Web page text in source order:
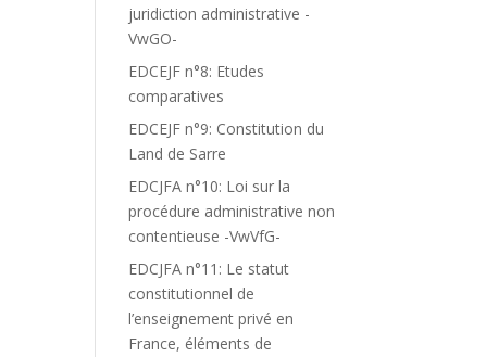
juridiction administrative -
VwGO-
EDCEJF n°8: Etudes
comparatives
EDCEJF n°9: Constitution du
Land de Sarre
EDCJFA n°10: Loi sur la
procédure administrative non
contentieuse -VwVfG-
EDCJFA n°11: Le statut
constitutionnel de
l’enseignement privé en
France, éléments de